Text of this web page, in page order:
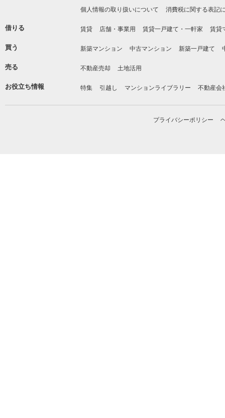
個人情報の取り扱いについて 消費税に関する表記
借りる 賃貸 店舗・事業用 賃貸一戸建て・一軒家 賃貸
買う 新築マンション 中古マンション 新築一戸建て
売る 不動産売却 土地活用
お役立ち情報 特集 引越し マンションライブラリー 不動産会
プライバシーポリシー